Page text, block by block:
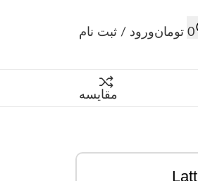
0 تومانورود / ثبت نام
مقایسه